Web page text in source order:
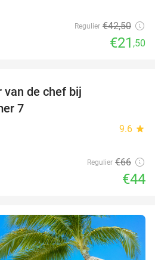
Regulier €42,50
€21 ,50
van de chef bij
7
9.6 star
Regulier €66
€44